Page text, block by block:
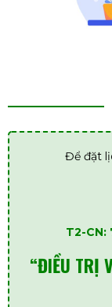
Để đặt
T2-CN:
“ĐIỀU TRỊ